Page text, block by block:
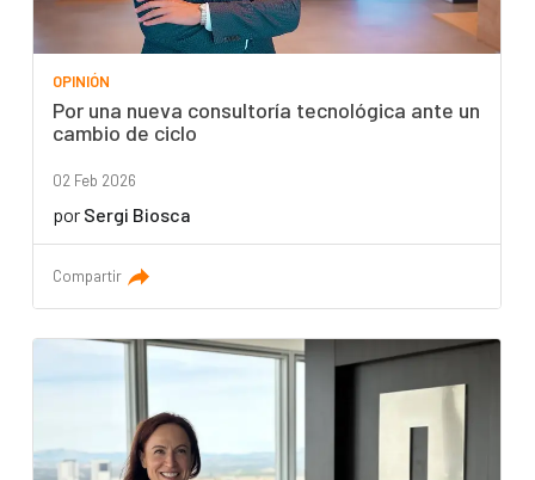
OPINIÓN
Por una nueva consultoría tecnológica ante un
cambio de ciclo
02 Feb 2026
por Sergi Biosca
Compartir